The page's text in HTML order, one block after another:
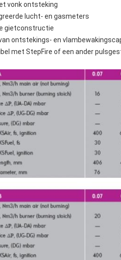
vonk ontsteking
lucht- en gasmeters
gietconstructie
ontstekings- en
met StepFire of een ander